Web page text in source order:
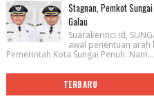
Stagnan, Pemkot
Galau
Suarakerinci.id,
awal penentuan
Pemerintah Kota Sungai Penuh. Nam...
TERBARU